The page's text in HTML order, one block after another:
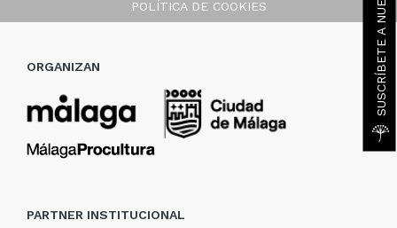
POLÍTICA DE COOKIES
ORGANIZAN
PARTNER INSTITUCIONAL